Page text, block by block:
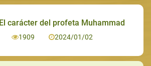
El carácter del profeta Muhammad
1909 2024/01/02